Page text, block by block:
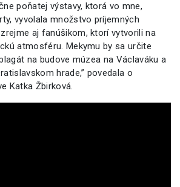
poňatej výstavy, ktorá vo mne,
vyvolala množstvo príjemných
aj fanúšikom, ktorí vytvorili na
atmosféru. Mekymu by sa určite
na budove múzea na Václaváku a
hrade,” povedala o
Katka Žbirková.